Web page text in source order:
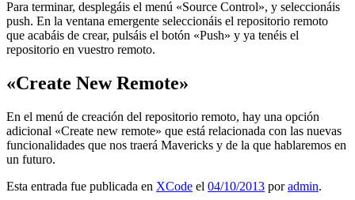
Para terminar, desplegáis el menú «Source Control», y seleccionáis
push. En la ventana emergente seleccionáis el repositorio remoto
que acabáis de crear, pulsáis el botón «Push» y ya tenéis el
repositorio en vuestro remoto.
«Create New Remote»
En el menú de creación del repositorio remoto, hay una opción
adicional «Create new remote» que está relacionada con las nuevas
funcionalidades que nos traerá Mavericks y de la que hablaremos en
un futuro.
Esta entrada fue publicada en XCode el 04/10/2013 poradmin.